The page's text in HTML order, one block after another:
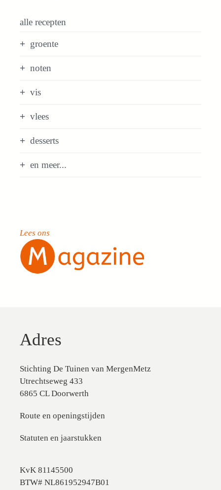
alle recepten
groente
noten
vis
vlees
desserts
en meer...
Lees ons
Adres
Stichting De Tuinen van MergenMetz
Utrechtseweg 433
6865 CL Doorwerth
Route en openingstijden
Statuten en jaarstukken
KvK 81145500
BTW# NL861952947B01